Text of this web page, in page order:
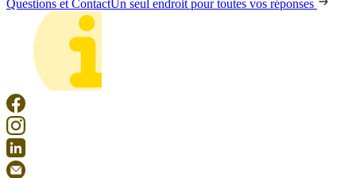
Questions et ContactUn seul endroit pour toutes vos réponses